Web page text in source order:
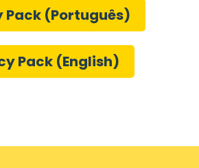
Pack (Português)
Pack (English)